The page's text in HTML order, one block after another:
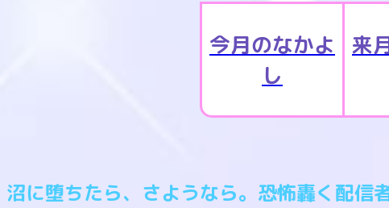
今月のなかよ
し
来
沼に堕ちたら、さようなら。恐怖轟く配信